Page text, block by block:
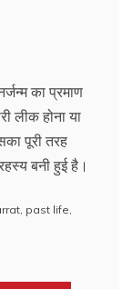
का प्रमाण
लीक होना या
पूरी तरह
बनी हुई है।
past life